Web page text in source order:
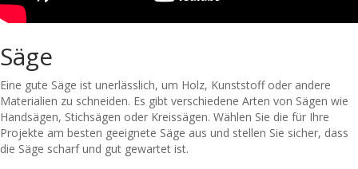
Säge
Eine gute Säge ist unerlässlich, um Holz, Kunststoff oder andere
Materialien zu schneiden. Es gibt verschiedene Arten von Sägen wie
Handsägen, Stichsägen oder Kreissägen. Wählen Sie die für Ihre
Projekte am besten geeignete Säge aus und stellen Sie sicher, dass
die Säge scharf und gut gewartet ist.